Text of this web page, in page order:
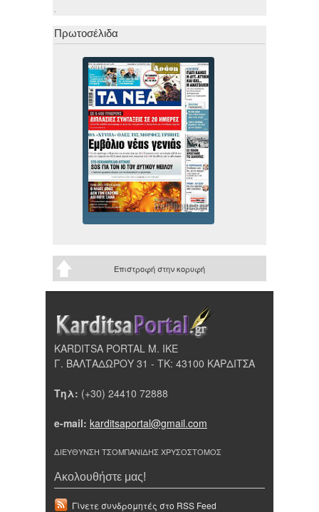
Πρωτοσέλιδα
Επιστροφή στην κορυφή
KARDITSA PORTAL Μ. ΙΚΕ
Γ. ΒΑΛΤΑΔΩΡΟΥ 31 - ΤΚ: 43100 ΚΑΡΔΙΤΣΑ
Τηλ: (+30) 24410 72888
e-mail: karditsaportal@gmail.com
ΔΙΕΥΘΥΝΣΗ ΤΣΟΜΠΑΝΙΔΗΣ ΧΡΥΣΟΣΤΟΜΟΣ
Ακολουθήστε μας!
Γίνετε συνδρομητές στο RSS Feed